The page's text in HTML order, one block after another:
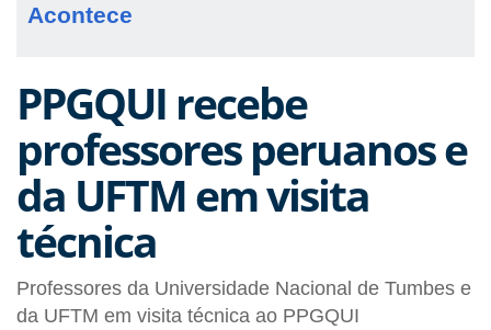
Acontece
PPGQUI recebe
professores peruanos e
da UFTM em visita
técnica
Professores da Universidade Nacional de Tumbes e
da UFTM em visita técnica ao PPGQUI